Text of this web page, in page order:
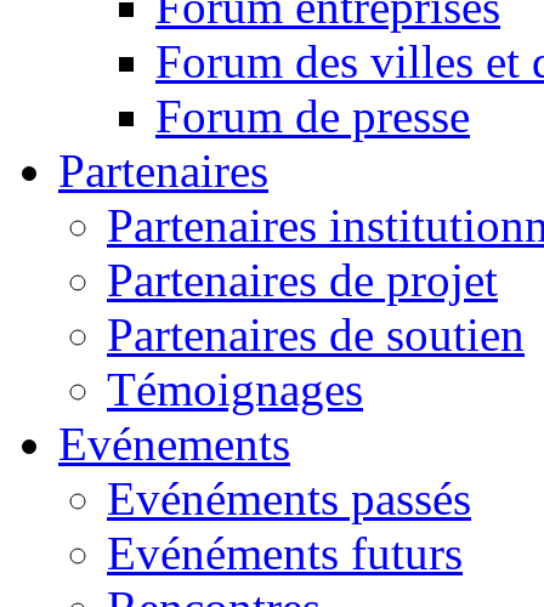
Forum des villes et
Forum de presse
Partenaires
Partenaires
Partenaires de projet
Partenaires de soutien
Témoignages
Evénements
Evénéments passés
Evénéments futurs